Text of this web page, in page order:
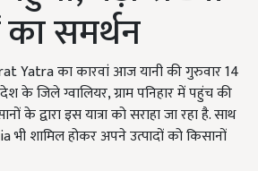
समर्थन
Yatra का कारवां आज यानी की गुरुवार 14
के जिले ग्वालियर, ग्राम पनिहार में पहुंच की
के द्वारा इस यात्रा को सराहा जा रहा है. साथ
भी शामिल होकर अपने उत्पादों को किसानों